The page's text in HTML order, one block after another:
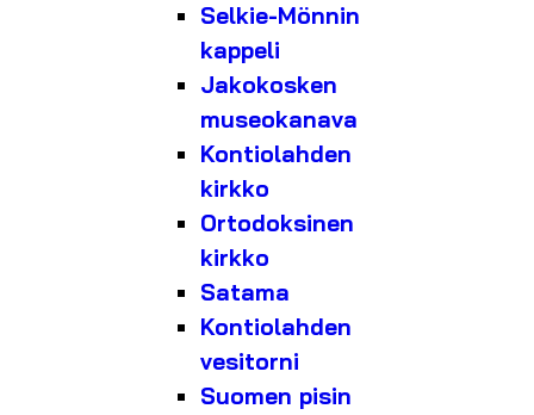
Selkie-Mönnin
kappeli
Jakokosken
museokanava
Kontiolahden
kirkko
Ortodoksinen
kirkko
Satama
Kontiolahden
vesitorni
Suomen pisin